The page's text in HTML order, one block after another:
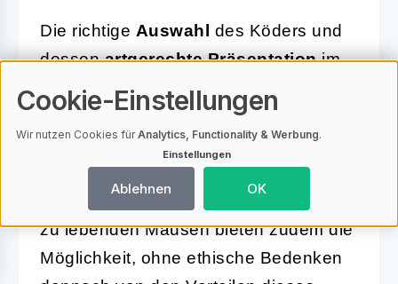
Die richtige Auswahl des Köders und
dessenartgerechte Präsentationim
Wasser sind dabei ebenso
entscheidend wie das Wissen um die
lokalen Gegebenheiten bezüglich
Gewässer, Zielfischarten und
zu lebenden Mäusen bieten zudem die
Möglichkeit, ohne ethische Bedenken
Cookie-Einstellungen
Wir nutzen Cookies fürAnalytics, Functionality & Werbung.
Einstellungen
Ablehnen OK